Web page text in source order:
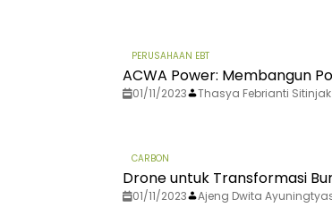
PERUSAHAAN EBT
ACWA Power: Membangun
01/11/2023 Thasya Febrianti Sitinjak
CARBON
Drone untuk Transformasi
01/11/2023 Ajeng Dwita